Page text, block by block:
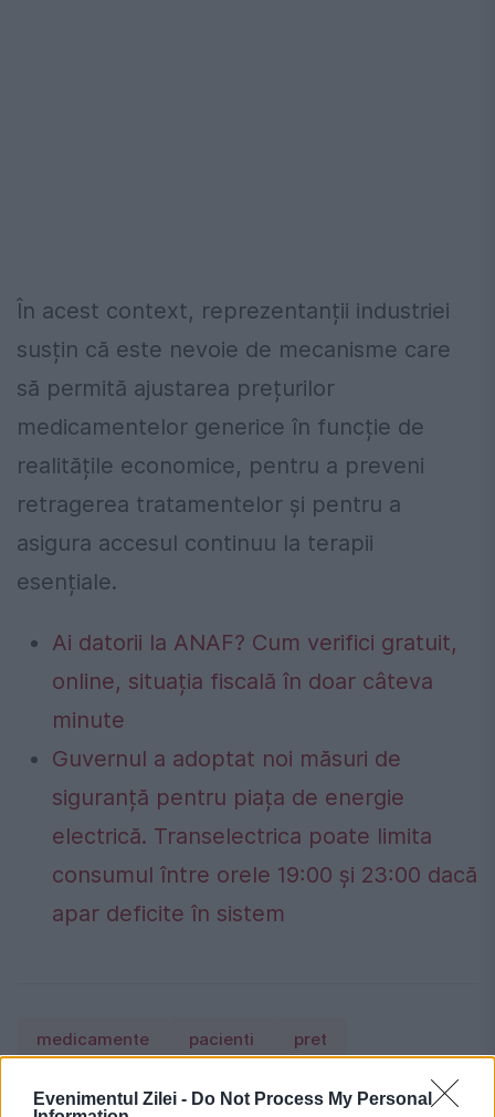
Evenimentul Zilei - Do Not Process My Personal
În acest context, reprezentanții industriei
susțin că este nevoie de mecanisme care
să permită ajustarea prețurilor
medicamentelor generice în funcție de
realitățile economice, pentru a preveni
retragerea tratamentelor și pentru a
asigura accesul continuu la terapii
esențiale.
Ai datorii la ANAF? Cum verifici gratuit,
online, situația fiscală în doar câteva
minute
Guvernul a adoptat noi măsuri de
siguranță pentru piața de energie
electrică. Transelectrica poate limita
consumul între orele 19:00 și 23:00 dacă
apar deficite în sistem
medicamente pacienti pret